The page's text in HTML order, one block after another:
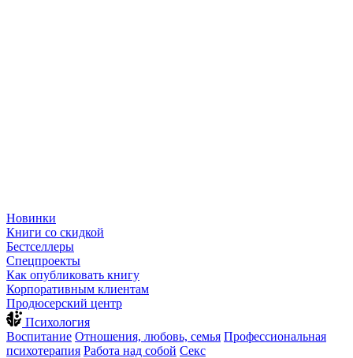
Новинки
Книги со скидкой
Бестселлеры
Спецпроекты
Как опубликовать книгу
Корпоративным клиентам
Продюсерский центр
Психология
Воспитание Отношения, любовь, семья Профессиональная
психотерапия Работа над собой Секс